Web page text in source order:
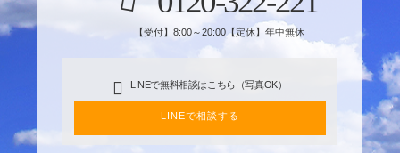
【受付】8:00～20:00【定休】年中無休
LINEで無料相談はこちら（写真OK）
LINEで相談する